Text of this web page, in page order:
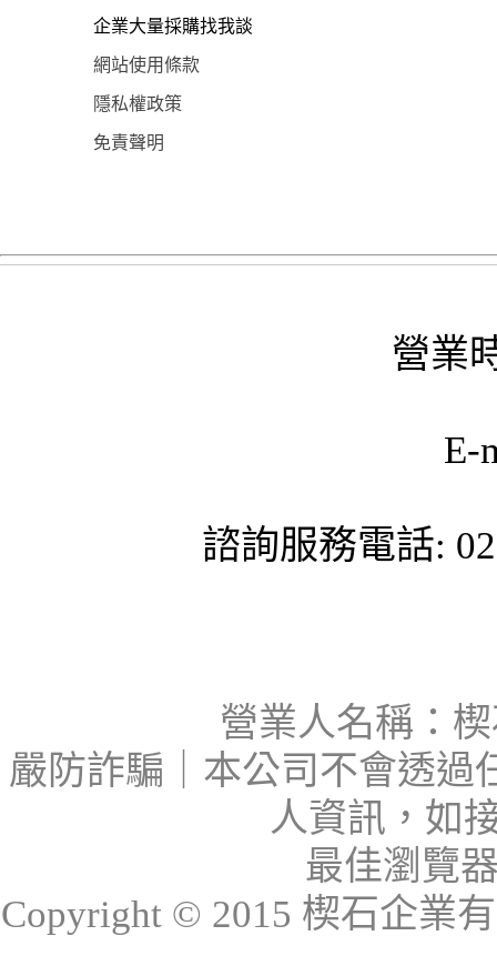
企業大量採購找我談
網站使用條款
隱私權政策
免責聲明
營業
E-
諮詢服務電話:
營業人名稱：
嚴防詐騙｜本公司不會透過
人資訊，如
最佳瀏覽
Copyright © 2015 楔石企業